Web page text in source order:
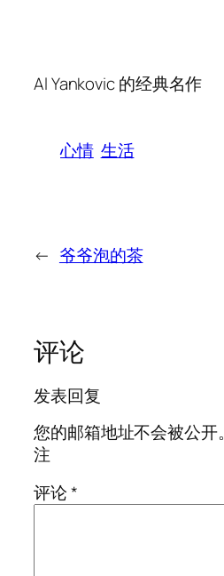
Al Yankovic 的经典名作
心情 生活
← 爷爷泡的茶
评论
发表回复
您的邮箱地址不会被公开。
注
评论*